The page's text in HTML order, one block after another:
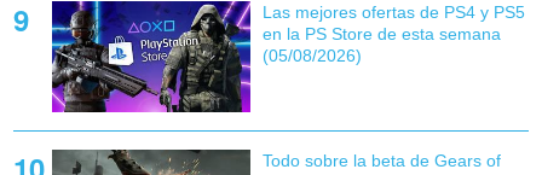
Las mejores ofertas de PS4 y PS5
en la PS Store de esta semana
(05/08/2026)
Todo sobre la beta de Gears of